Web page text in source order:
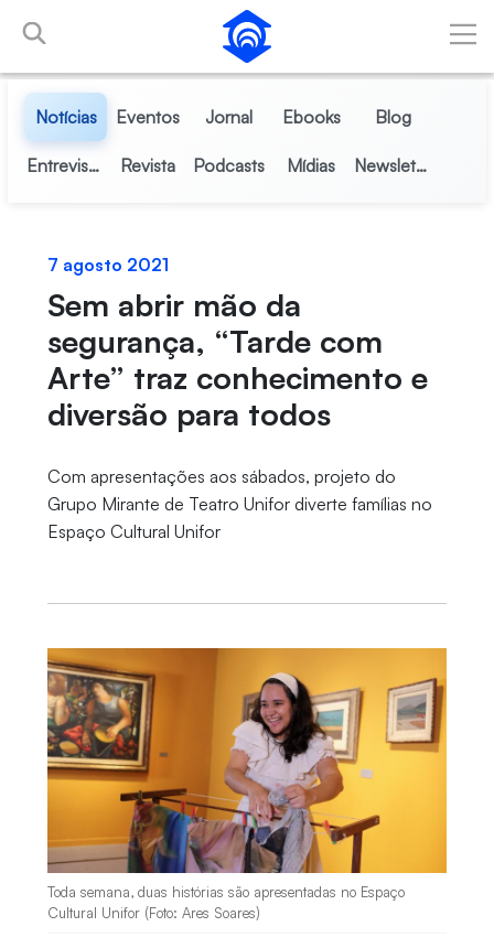
Pular para o Conteúdo principal
Notícias Eventos Jornal Ebooks Blog
Entrevistas Revista Podcasts Mídias Newsletter
7 agosto 2021
Sem abrir mão da
segurança, “Tarde com
Arte” traz conhecimento e
diversão para todos
Com apresentações aos sábados, projeto do
Grupo Mirante de Teatro Unifor diverte famílias no
Espaço Cultural Unifor
Toda semana, duas histórias são apresentadas no Espaço
Cultural Unifor (Foto: Ares Soares)